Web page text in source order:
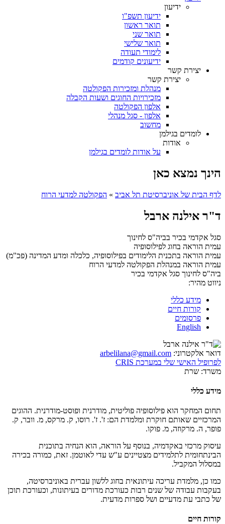
ידיעון
ידיעון תשפ"ו
תואר ראשון
תואר שני
תואר שלישי
לימודי תעודה
ידיעונים קודמים
יצירת קשר
יצירת קשר
מנהלת ומזכירות הפקולטה
מזכירויות החוגים ושעות הקבלה
אלפון הפקולטה
אלפון - סגל מנהלי
מחשוב
לומדים בגילמן
אודות
על אודות לומדים בגילמן
הינך נמצא כאן
לדף הבית של אוניברסיטת תל אביב » הפקולטה למדעי הרוח
ד"ר אילנה ארבל
סגל אקדמי בכיר בביה"ס לחינוך
עמית הוראה בחוג לפילוסופיה
עמית הוראה בתכנית הלימודים בפילוסופיה, כלכלה ומדע המדינה (פכ"מ)
עמית הוראה במנהלת הפקולטה למדעי הרוח
ביה"ס לחינוך סגל אקדמי בכיר
ניווט מהיר:
מידע כללי
קורות חיים
פרסומים
English
דואר אלקטרוני: arbelilana@gmail.com
לפרופיל האישי שלי במערכת CRIS
משרד: שרת
מידע כללי
תחום המחקר הוא פילוסופיה פוליטית, מודרנית ופוסט-מודרנית. ההוגים
המרכזיים שאותם חוקרת ומלמדת הם: ז'. ז'. רוסו, ק. מרקס, מ. וובר, ק.
פופר, ה. מרקוזה, מ. פוקו.
עיסוק מרכזי באקדמיה, בנוסף על הוראה, הוא הנחיה בתוכנית
הבינתחומית לתלמידים מצטיינים ע"ש עדי לאוטמן. זאת, כמורה בכירה
במסלול המקביל.
כמו כן, מלמדת עריכה עיתונאית בחוג ללשון עברית באוניברסיטה,
בעקבות עבודה של שנים רבות כעורכת מדורים בעיתונות, וכעורכת תוכן
של כתבי עת מדעיים ושל ספרות מדעית.
קורות חיים